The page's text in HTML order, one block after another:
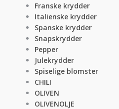
Franske krydder
Italienske krydder
Spanske krydder
Snapskrydder
Pepper
Julekrydder
Spiselige blomster
CHILI
OLIVEN
OLIVENOLJE